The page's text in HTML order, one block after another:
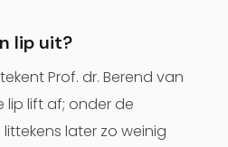
lip uit?
Prof. dr. Berend van
lip lift af; onder de
later zo weinig